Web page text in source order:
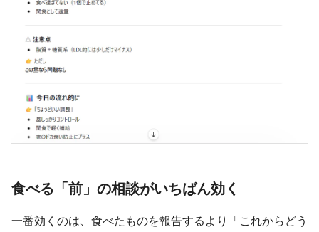
食べる「前」の相談がいちばん効く
一番効くのは、食べたものを報告するより「これからどう